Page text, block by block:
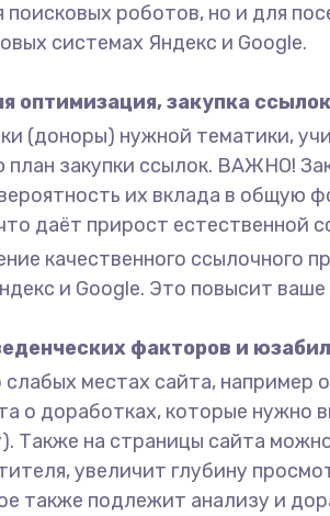
роботов, но и для
системах Яндекс и Google.
оптимизация, закупка
(доноры) нужной тематики,
закупки ссылок. ВАЖНО!
их вклада в общую
даёт прирост естественной
качественного
и Google. Это повысит
факторов и
местах сайта, например
о доработках, которые нужно
Также на страницы сайта
увеличит глубину
также подлежит анализу и